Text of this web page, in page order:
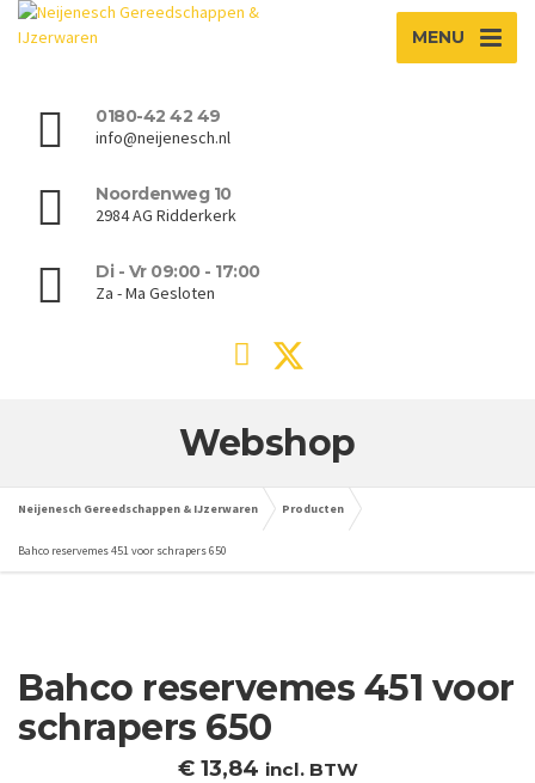
MENU
0180-42 42 49
info@neijenesch.nl
Noordenweg 10
2984 AG Ridderkerk
Di - Vr 09:00 - 17:00
Za - Ma Gesloten
Webshop
Neijenesch Gereedschappen & IJzerwaren Producten
Bahco reservemes 451 voor schrapers 650
Bahco reservemes 451 voor
schrapers 650
€13,84 incl. BTW